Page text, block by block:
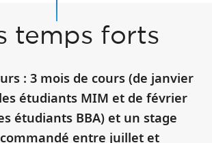
temps forts
: 3 mois de cours (de janvier
étudiants MIM et de février
étudiants BBA) et un stage
entre juillet et